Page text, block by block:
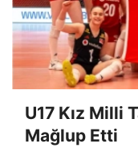
U17 Kız Milli
Mağlup Etti